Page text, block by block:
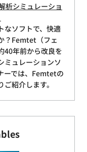
析シミュレーショ
なソフトで、快適
？Femtet（フェ
40年前から改良を
ミュレーションソ
ーでは、Femtetの
紹介します。